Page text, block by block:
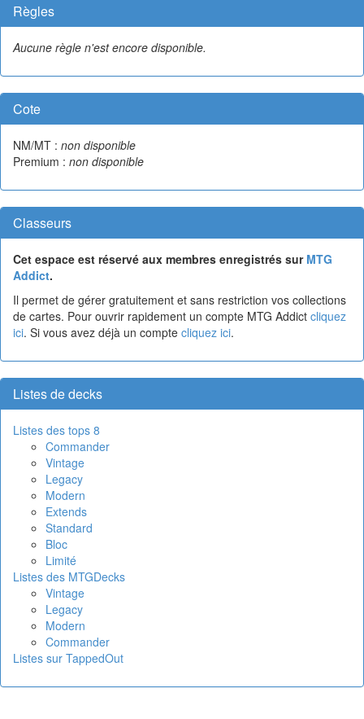
Règles
Aucune règle n'est encore disponible.
Cote
NM/MT : non disponible
Premium : non disponible
Classeurs
Cet espace est réservé aux membres enregistrés sur MTG
Addict.
Il permet de gérer gratuitement et sans restriction vos collections
de cartes. Pour ouvrir rapidement un compte MTG Addict cliquez
ici. Si vous avez déjà un compte cliquez ici.
Listes de decks
Listes des tops 8
Commander
Vintage
Legacy
Modern
Extends
Standard
Bloc
Limité
Listes des MTGDecks
Vintage
Legacy
Modern
Commander
Listes sur TappedOut